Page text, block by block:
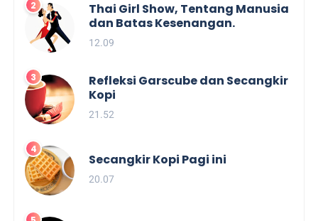
Thai Girl Show, Tentang Manusia
dan Batas Kesenangan.
12.09
Refleksi Garscube dan Secangkir
Kopi
21.52
Secangkir Kopi Pagi ini
20.07